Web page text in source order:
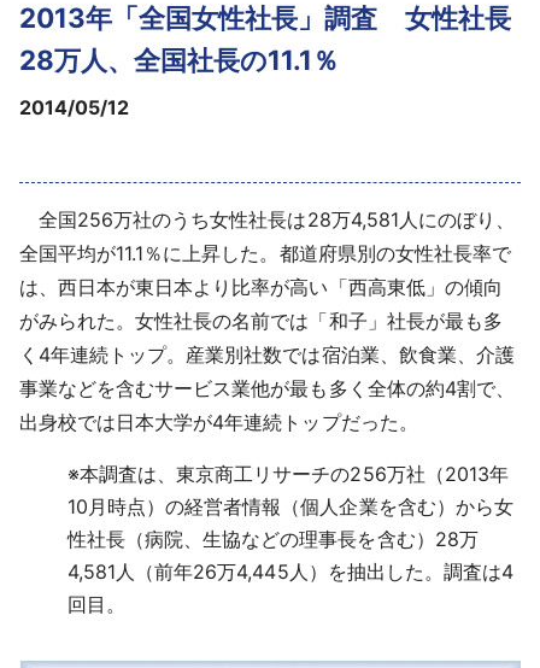
会社案内
導入事例
採用情報
よくあるご質問
English
2013年「全国女性社長」調査 女性社長
28万人、全国社長の11.1％
2014/05/12
全国256万社のうち女性社長は28万4,581人にのぼり、
全国平均が11.1％に上昇した。都道府県別の女性社長率で
は、西日本が東日本より比率が高い「西高東低」の傾向
がみられた。女性社長の名前では「和子」社長が最も多
く4年連続トップ。産業別社数では宿泊業、飲食業、介護
事業などを含むサービス業他が最も多く全体の約4割で、
出身校では日本大学が4年連続トップだった。
※本調査は、東京商工リサーチの256万社（2013年
10月時点）の経営者情報（個人企業を含む）から女
性社長（病院、生協などの理事長を含む）28万
4,581人（前年26万4,445人）を抽出した。調査は4
回目。